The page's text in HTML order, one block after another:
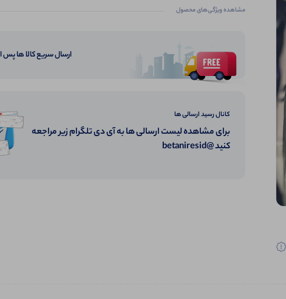
مشاهده ویژگی‌های محصول
ارسال سریع کالا ها
کانال رسید ارسالی ها
برای مشاهده لیست ارسالی ها به آی دی تلگرام زیر مراجعه
کنید @betaniresid